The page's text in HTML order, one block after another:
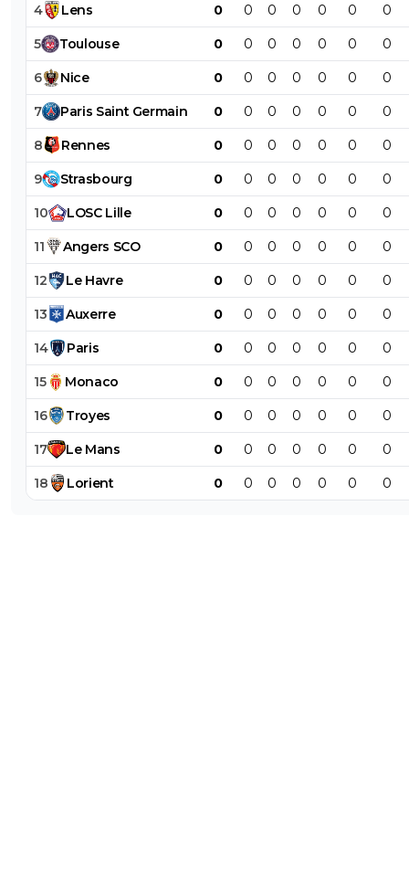
4 Lens 0 0 0 0 0 0 0
5 Toulouse 0 0 0 0 0 0 0
6 Nice 0 0 0 0 0 0 0
7 Paris Saint Germain 0 0 0 0 0 0 0
8 Rennes 0 0 0 0 0 0 0
9 Strasbourg 0 0 0 0 0 0 0
10 LOSC Lille 0 0 0 0 0 0 0
11 Angers SCO 0 0 0 0 0 0 0
12 Le Havre 0 0 0 0 0 0 0
13 Auxerre 0 0 0 0 0 0 0
14 Paris 0 0 0 0 0 0 0
15 Monaco 0 0 0 0 0 0 0
16 Troyes 0 0 0 0 0 0 0
17 Le Mans 0 0 0 0 0 0 0
18 Lorient 0 0 0 0 0 0 0